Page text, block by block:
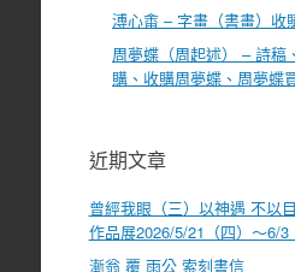
溥心畬 – 字畫（書畫）收
周夢蝶（周起述） – 詩稿
購、收購周夢蝶、周夢蝶
近期文章
曾經我眼（三）以神遇 不以
作品展2026/5/21（四）～6/3
漸翁 覆 雨公 索刻書信